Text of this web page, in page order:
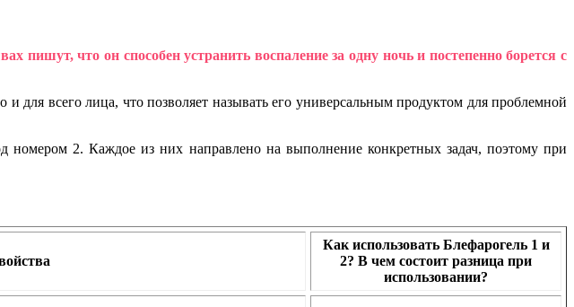
пишут, что он способен устранить воспаление за одну ночь и постепенно борется с
для всего лица, что позволяет называть его универсальным продуктом для проблемной
номером 2. Каждое из них направлено на выполнение конкретных задач, поэтому при
Как использовать Блефарогель 1 и
2? В чем состоит разница при
использовании?